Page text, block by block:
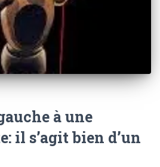
à une
il s’agit bien d’un